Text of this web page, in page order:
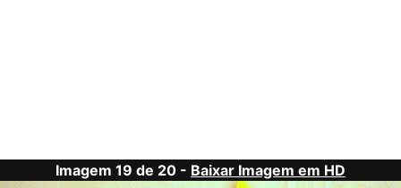
Imagem 19 de 20 - Baixar Imagem em HD